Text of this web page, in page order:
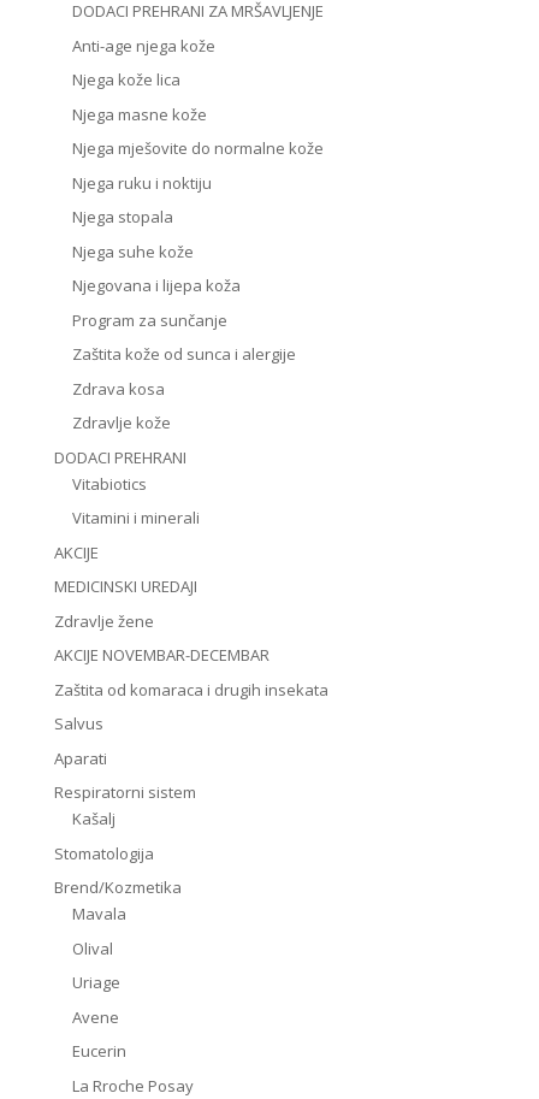
DODACI PREHRANI ZA MRŠAVLJENJE
Anti-age njega kože
Njega kože lica
Njega masne kože
Njega mješovite do normalne kože
Njega ruku i noktiju
Njega stopala
Njega suhe kože
Njegovana i lijepa koža
Program za sunčanje
Zaštita kože od sunca i alergije
Zdrava kosa
Zdravlje kože
DODACI PREHRANI
Vitabiotics
Vitamini i minerali
AKCIJE
MEDICINSKI UREDAJI
Zdravlje žene
AKCIJE NOVEMBAR-DECEMBAR
Zaštita od komaraca i drugih insekata
Salvus
Aparati
Respiratorni sistem
Kašalj
Stomatologija
Brend/Kozmetika
Mavala
Olival
Uriage
Avene
Eucerin
La Rroche Posay